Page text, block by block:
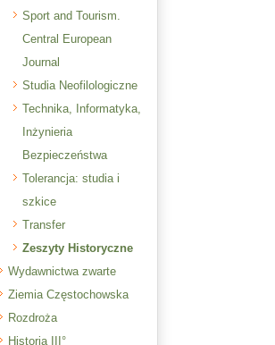
Sport and Tourism.
Central European
Journal
Studia Neofilologiczne
Technika, Informatyka,
Inżynieria
Bezpieczeństwa
Tolerancja: studia i
szkice
Transfer
Zeszyty Historyczne
Wydawnictwa zwarte
Ziemia Częstochowska
Rozdroża
Historia III°